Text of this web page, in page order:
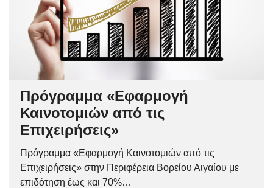
Πρόγραμμα «Εφαρμογή
Καινοτομιών από τις
Επιχειρήσεις»
Πρόγραμμα «Εφαρμογή Καινοτομιών από τις
Επιχειρήσεις» στην Περιφέρεια Βορείου Αιγαίου με
επιδότηση έως και 70%…